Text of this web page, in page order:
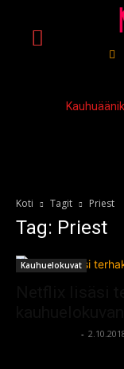
Koti Tagit Priest
Tag: Priest
Kauhuelokuvat
-